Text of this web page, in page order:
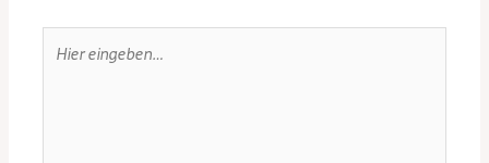
eingeben…